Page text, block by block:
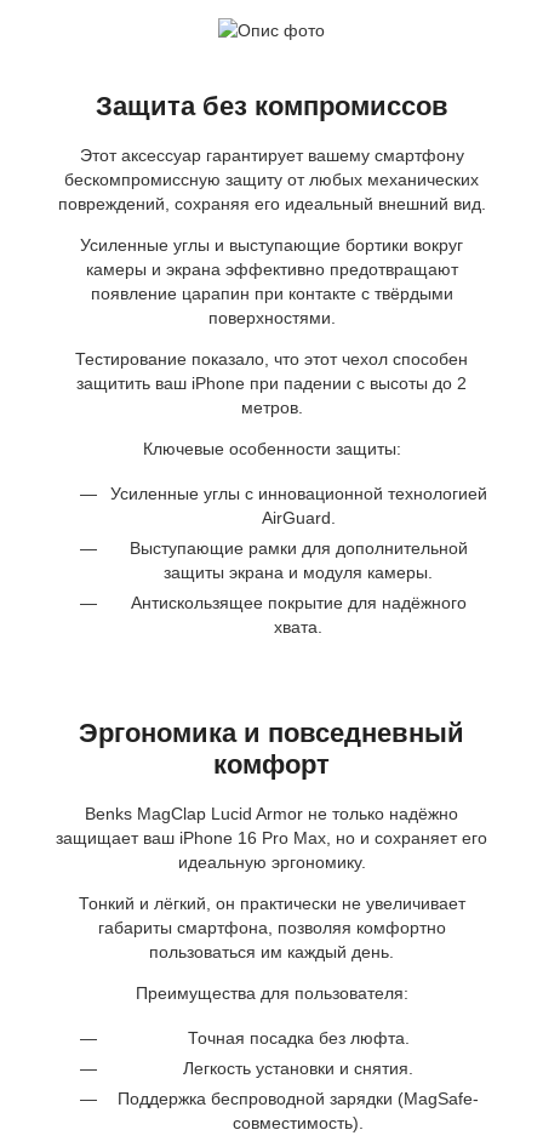
Защита без компромиссов
Этот аксессуар гарантирует вашему смартфону
бескомпромиссную защиту от любых механических
повреждений, сохраняя его идеальный внешний вид.
Усиленные углы и выступающие бортики вокруг
камеры и экрана эффективно предотвращают
появление царапин при контакте с твёрдыми
поверхностями.
Тестирование показало, что этот чехол способен
защитить ваш iPhone при падении с высоты до 2
метров.
Ключевые особенности защиты:
Усиленные углы с инновационной технологией
AirGuard.
Выступающие рамки для дополнительной
защиты экрана и модуля камеры.
Антискользящее покрытие для надёжного
хвата.
Эргономика и повседневный
комфорт
Benks MagClap Lucid Armor не только надёжно
защищает ваш iPhone 16 Pro Max, но и сохраняет его
идеальную эргономику.
Тонкий и лёгкий, он практически не увеличивает
габариты смартфона, позволяя комфортно
пользоваться им каждый день.
Преимущества для пользователя:
Точная посадка без люфта.
Легкость установки и снятия.
Поддержка беспроводной зарядки (MagSafe-
совместимость).